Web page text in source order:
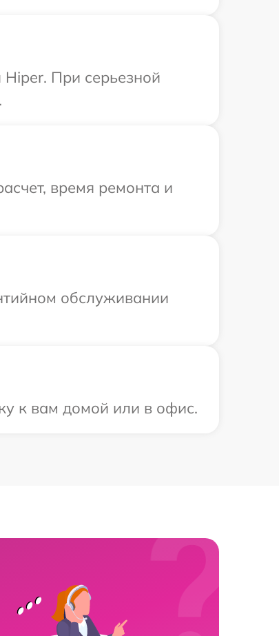
При серьезной
время ремонта и
обслуживании
к вам домой или в офис.